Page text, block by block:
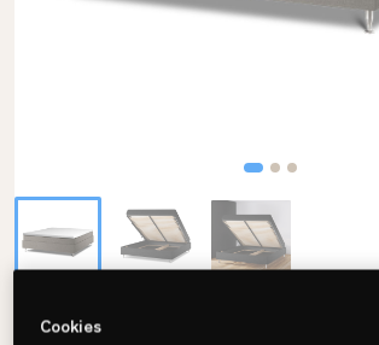
24SJU
Cookies